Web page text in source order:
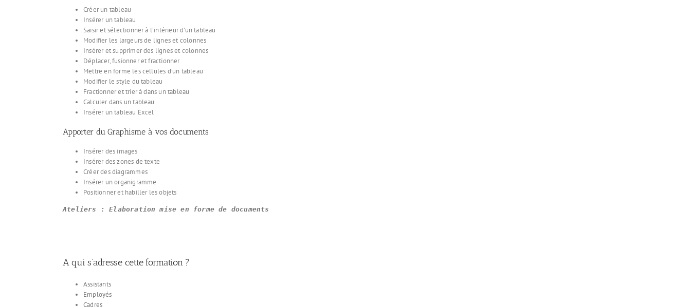
Créer un tableau
Insérer un tableau
Saisir et sélectionner à l’intérieur d’un tableau
Modifier les largeurs de lignes et colonnes
Insérer et supprimer des lignes et colonnes
Déplacer, fusionner et fractionner
Mettre en forme les cellules d’un tableau
Modifier le style du tableau
Fractionner et trier à dans un tableau
Calculer dans un tableau
Insérer un tableau Excel
Apporter du Graphisme à vos documents
Insérer des images
Insérer des zones de texte
Créer des diagrammes
Insérer un organigramme
Positionner et habiller les objets
Ateliers : Elaboration mise en forme de documents
A qui s’adresse cette formation ?
Assistants
Employés
Cadres